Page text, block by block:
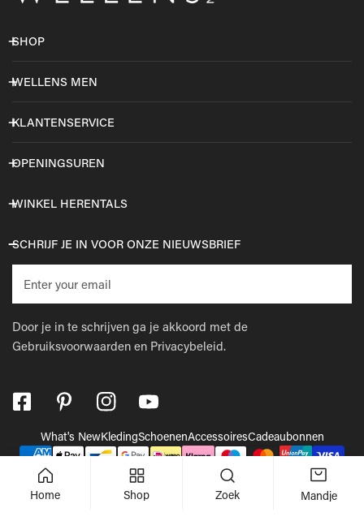
SHOP
WELLENS MEN
KLANTENSERVICE
OPENINGSUREN
WINKEL HERENTALS
SCHRIJF JE IN VOOR ONZE NIEUWSBRIEF
mail
Door je in te schrijven ga je akkoord met de
Gebruiksvoorwaarden en Privacybeleid.
© 2026, Powered by Shopify
What's NewKledingSchoenenAccessoiresCadeaubonnen
Betaalmethodes
Home Shop Zoek Mandje